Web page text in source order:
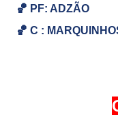
🏀 PF: ADZÃO
🏀 C :